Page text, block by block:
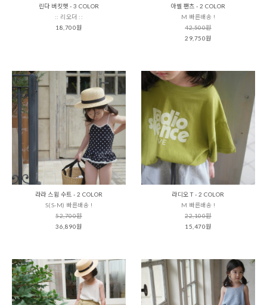
린다 버킷햇 - 3 COLOR
:: 리오더 ::
18,700원
아벨 팬츠 - 2 COLOR
M 빠른배송 !
42,500원
29,750원
라라 스윔 수트 - 2 COLOR
S(S-M) 빠른배송 !
52,700원
36,890원
라디오 T - 2 COLOR
M 빠른배송 !
22,100원
15,470원